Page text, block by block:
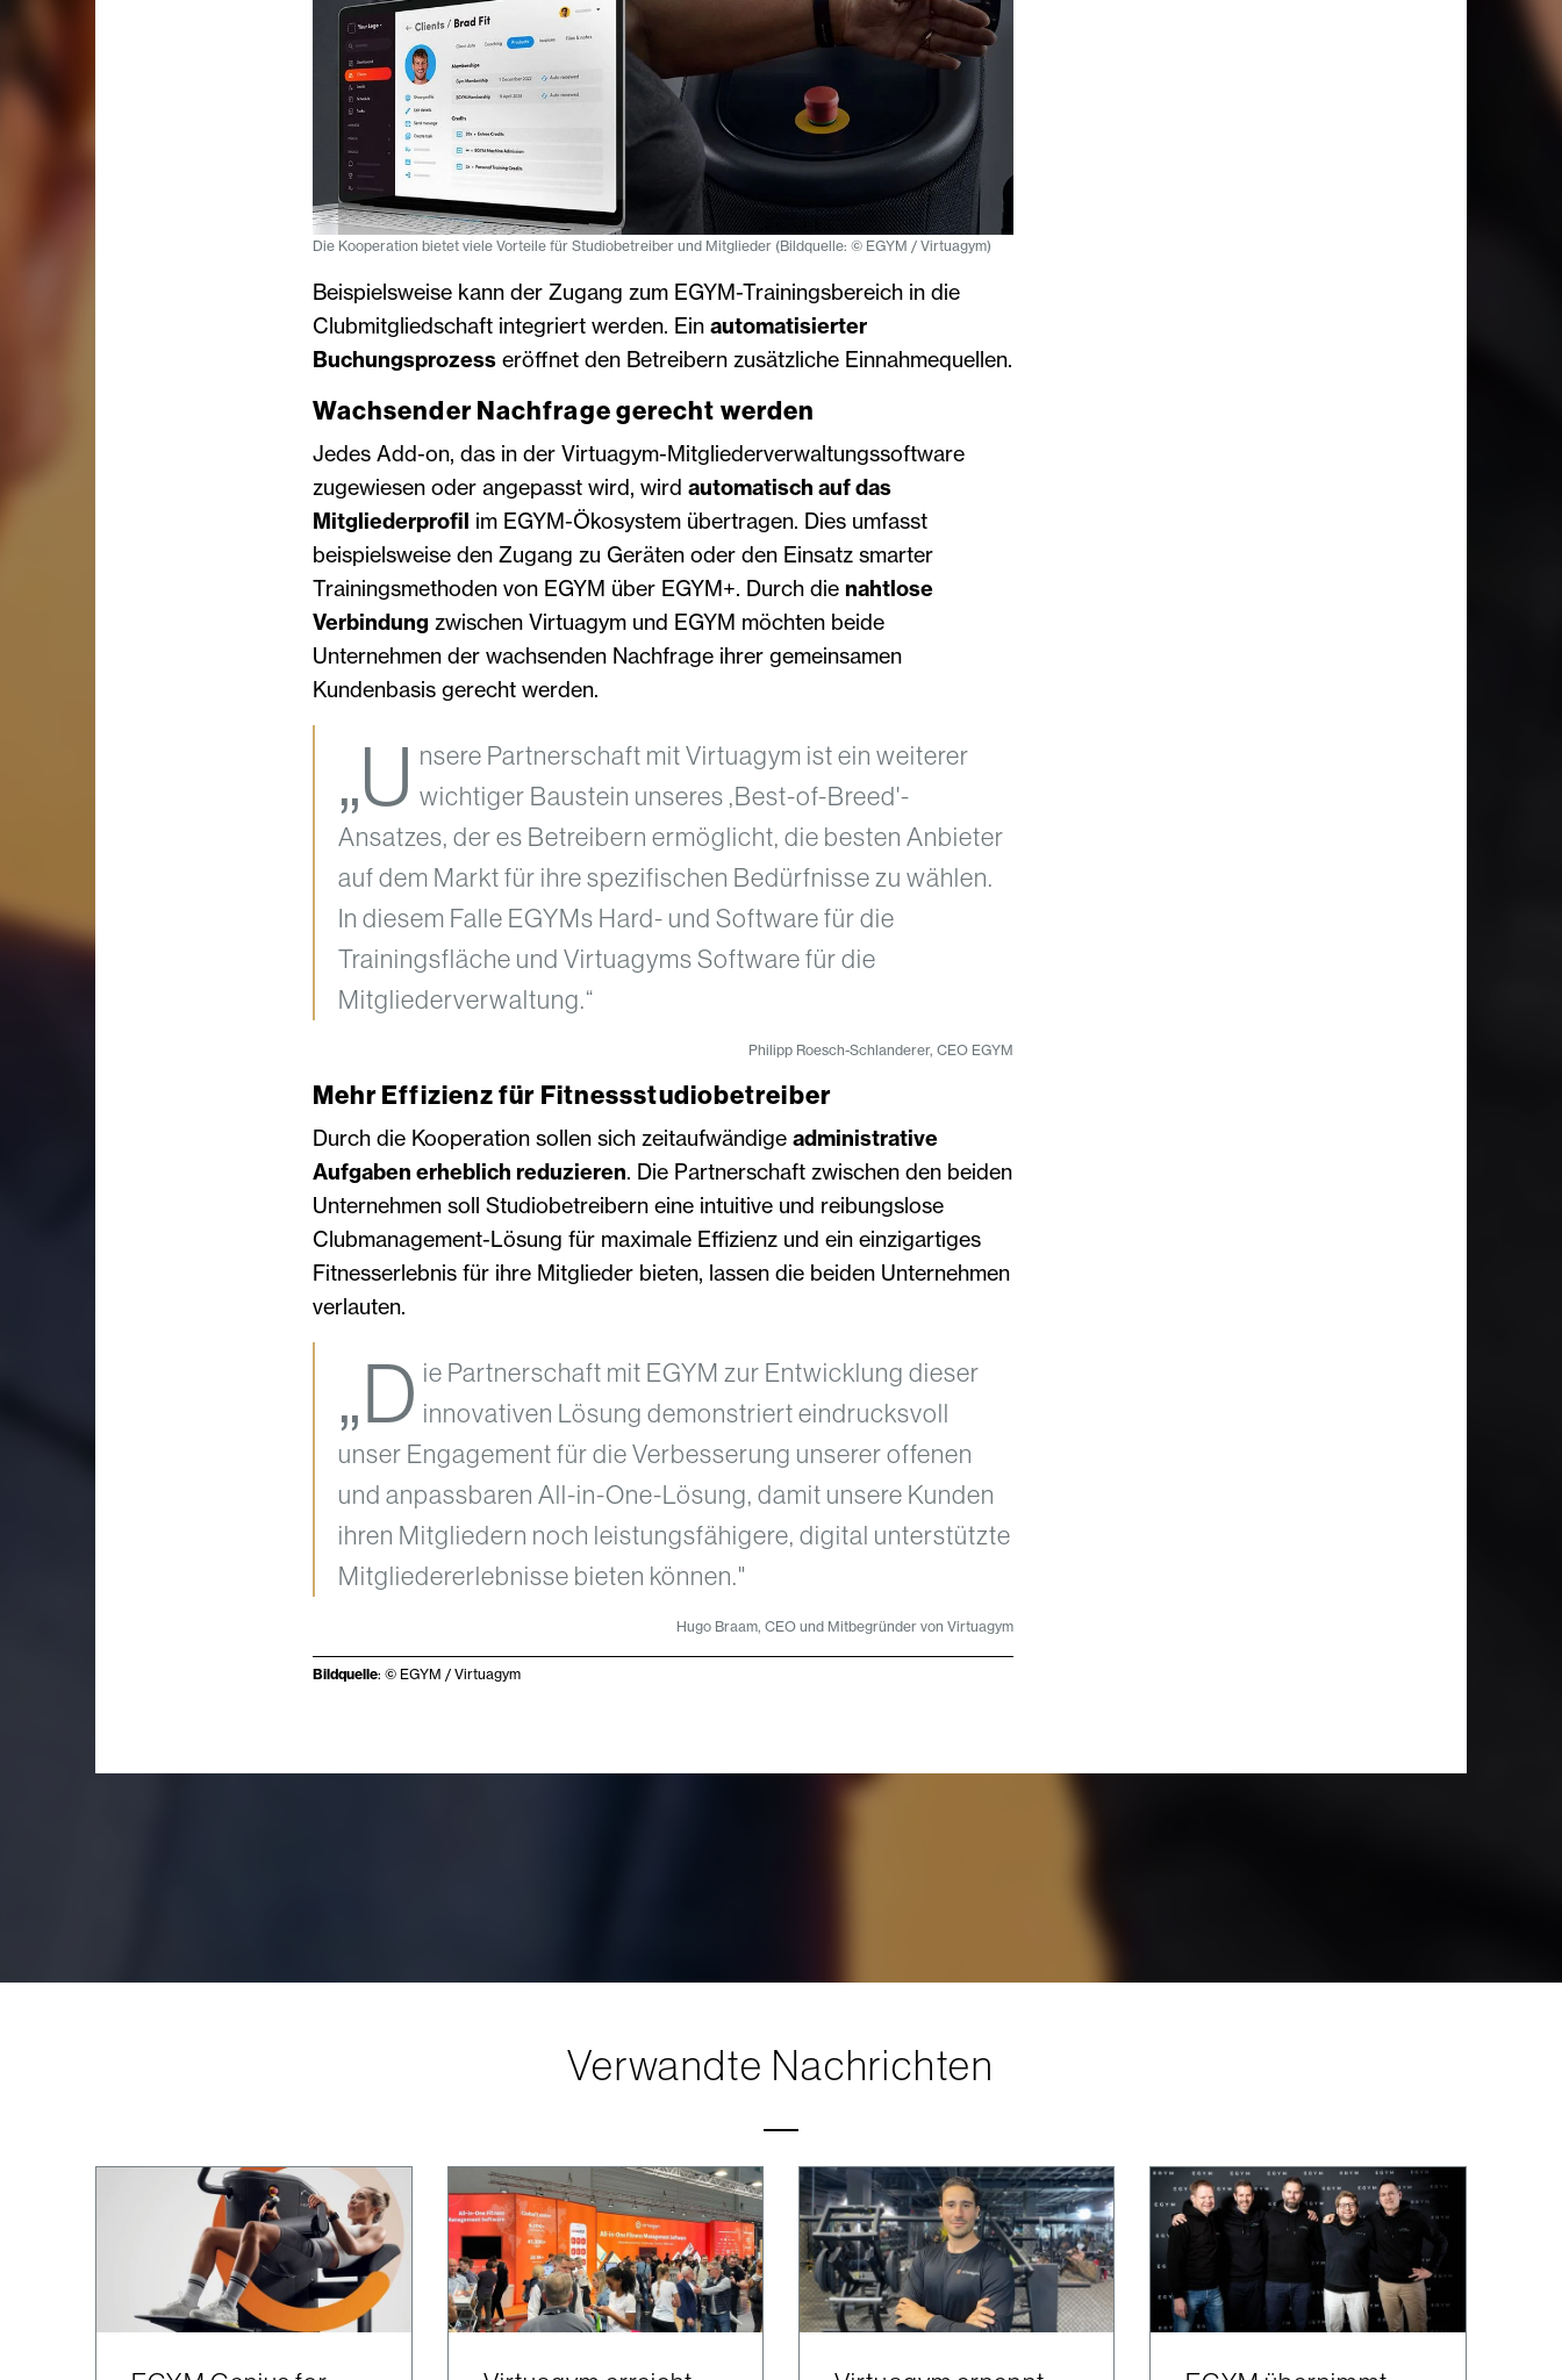
Die Kooperation bietet viele Vorteile für Studiobetreiber und Mitglieder (Bildquelle: © EGYM / Virtuagym)
Beispielsweise kann der Zugang zum EGYM-Trainingsbereich in die
Clubmitgliedschaft integriert werden. Ein automatisierter
Buchungsprozesseröffnet den Betreibern zusätzliche Einnahmequellen.
Wachsender Nachfrage gerecht werden
Jedes Add-on, das in der Virtuagym-Mitgliederverwaltungssoftware
zugewiesen oder angepasst wird, wird automatisch auf das
Mitgliederprofil im EGYM-Ökosystem übertragen. Dies umfasst
beispielsweise den Zugang zu Geräten oder den Einsatz smarter
Trainingsmethoden von EGYM über EGYM+. Durch die nahtlose
Verbindung zwischen Virtuagym und EGYM möchten beide
Unternehmen der wachsenden Nachfrage ihrer gemeinsamen
Kundenbasis gerecht werden.
„U nsere Partnerschaft mit Virtuagym ist ein weiterer
wichtiger Baustein unseres ,Best-of-Breed'-
Ansatzes, der es Betreibern ermöglicht, die besten Anbieter
auf dem Markt für ihre spezifischen Bedürfnisse zu wählen.
In diesem Falle EGYMs Hard- und Software für die
Trainingsfläche und Virtuagyms Software für die
Mitgliederverwaltung.“
Philipp Roesch-Schlanderer, CEO EGYM
Mehr Effizienz für Fitnessstudiobetreiber
Durch die Kooperation sollen sich zeitaufwändige administrative
Aufgaben erheblich reduzieren. Die Partnerschaft zwischen den beiden
Unternehmen soll Studiobetreibern eine intuitive und reibungslose
Clubmanagement-Lösung für maximale Effizienz und ein einzigartiges
Fitnesserlebnis für ihre Mitglieder bieten, lassen die beiden Unternehmen
verlauten.
„D ie Partnerschaft mit EGYM zur Entwicklung dieser
innovativen Lösung demonstriert eindrucksvoll
unser Engagement für die Verbesserung unserer offenen
und anpassbaren All-in-One-Lösung, damit unsere Kunden
ihren Mitgliedern noch leistungsfähigere, digital unterstützte
Mitgliedererlebnisse bieten können."
Hugo Braam, CEO und Mitbegründer von Virtuagym
Bildquelle: © EGYM / Virtuagym
Verwandte Nachrichten